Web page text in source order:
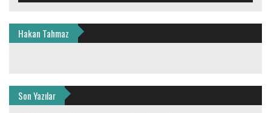
Hakan Tahmaz
Son Yazılar